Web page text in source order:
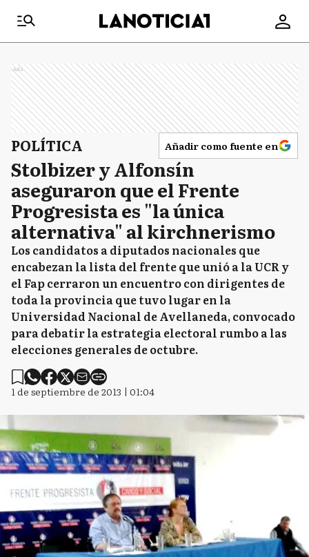
Ads
POLÍTICA Añadir como fuente en
Stolbizer y Alfonsín
aseguraron que el Frente
Progresista es "la única
alternativa" al kirchnerismo
Los candidatos a diputados nacionales que
encabezan la lista del frente que unió a la UCR y
el Fap cerraron un encuentro con dirigentes de
toda la provincia que tuvo lugar en la
Universidad Nacional de Avellaneda, convocado
para debatir la estrategia electoral rumbo a las
elecciones generales de octubre.
1 de septiembre de 2013 | 01:04